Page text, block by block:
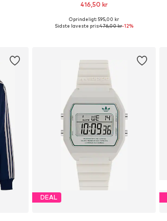
416,50 kr
Fås i mange størrelser
Oprindeligt: 595,00 kr
Sidste laveste pris:476,00 kr-12%
DEAL